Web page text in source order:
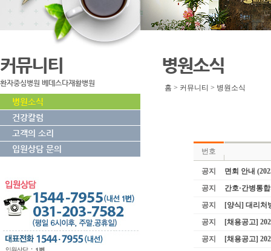
커뮤니티
환자중심병원 베데스다재활병원
병원소식
건강칼럼
고객의 소리
입원상담 문의
병원소식
홈 > 커뮤니티 > 병원소식
번호
공지
면회 안내
공지
간호·간병통
공지
[양식] 대리처
공지
[채용공고]
공지
[채용공고]